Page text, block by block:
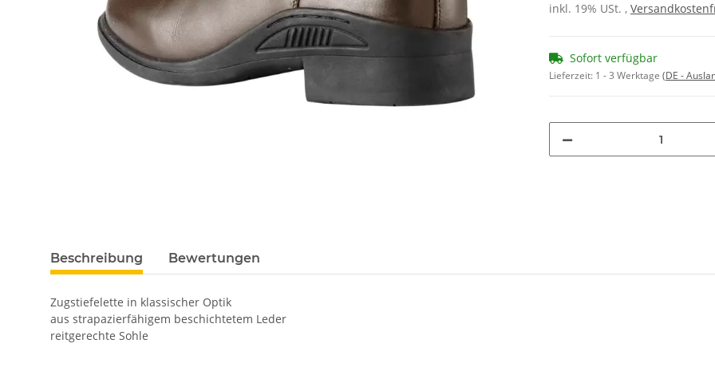
inkl. 19% USt. ,
Sofort verfügbar
Lieferzeit: 1 - 3 Werktage (DE -
Beschreibung Bewertungen
Zugstiefelette in klassischer Optik
aus strapazierfähigem beschichtetem Leder
reitgerechte Sohle